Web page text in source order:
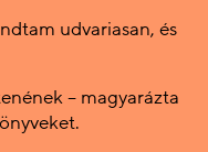
udvariasan, és
– magyarázta